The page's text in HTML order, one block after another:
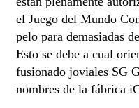
el Juego del Mundo
pelo para demasiadas
Esto se debe a cual
fusionado joviales SG
nombres de la fábrica